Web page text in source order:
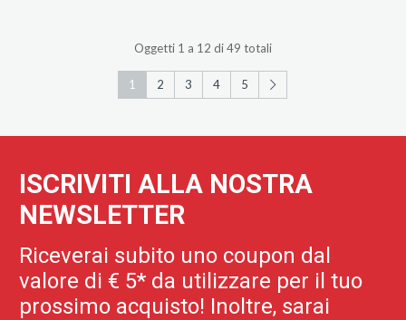
Oggetti 1 a 12 di 49 totali
1 2 3 4 5
ISCRIVITI ALLA NOSTRA
NEWSLETTER
Riceverai subito uno coupon dal
valore di € 5* da utilizzare per il tuo
prossimo acquisto! Inoltre, sarai